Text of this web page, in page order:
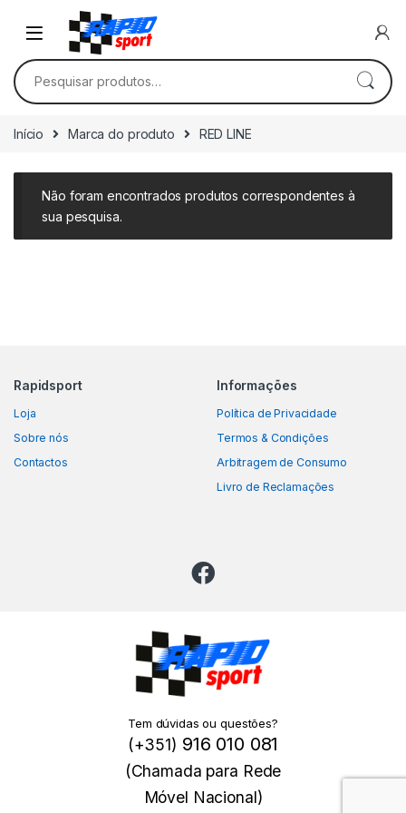
Skip to navigation
Skip to content
Pesquisar por:
Início Marca do produto RED LINE
Não foram encontrados produtos correspondentes à
sua pesquisa.
Rapidsport
Loja
Sobre nós
Contactos
Informações
Política de Privacidade
Termos & Condições
Arbitragem de Consumo
Livro de Reclamações
Tem dúvidas ou questões?
(+351) 916 010 081
(Chamada para Rede
Móvel Nacional)